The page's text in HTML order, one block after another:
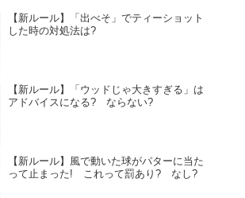
【新ルール】「出べそ」でティーショット
した時の対処法は?
【新ルール】「ウッドじゃ大きすぎる」は
アドバイスになる? ならない?
【新ルール】風で動いた球がパターに当た
って止まった! これって罰あり? なし?